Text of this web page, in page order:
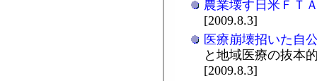
農業壊す日米ＦＴ
[2009.8.3]
医療崩壊招いた自
と地域医療の抜本
[2009.8.3]